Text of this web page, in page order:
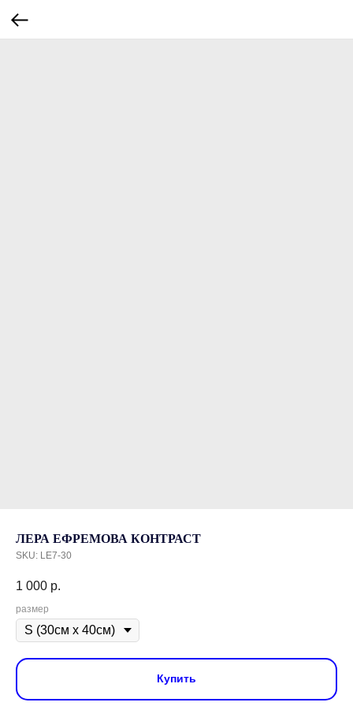
ЛЕРА ЕФРЕМОВА КОНТРАСТ
SKU: LE7-30
1 000 р.
размер
Купить